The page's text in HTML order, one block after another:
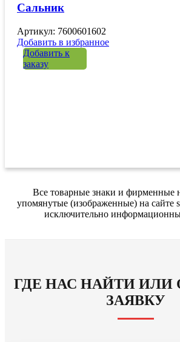
Сальник
Артикул: 7600601602
Добавить в избранное
Добавить к
заказу
Все товарные знаки и фирменные
упомянутые (изображенные) на сайте
исключительно
ГДЕ НАС НАЙТИ ИЛИ
ЗАЯВКУ